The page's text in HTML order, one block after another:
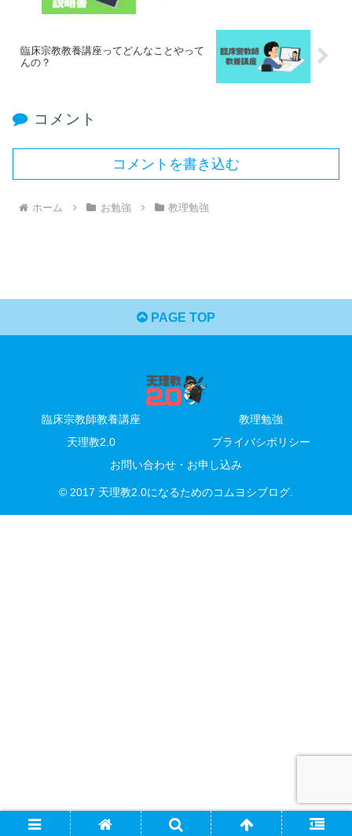
臨床宗教教養講座ってどんなことやって
んの？
コメント
コメントを書き込む
ホーム お勉強 教理勉強
PAGE TOP
臨床宗教師教養講座
教理勉強
天理教2.0
プライバシポリシー
お問い合わせ・お申し込み
© 2017 天理教2.0になるためのコムヨシブログ.